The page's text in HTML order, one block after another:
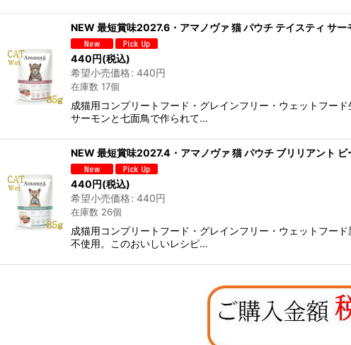
NEW 最短賞味2027.6・アマノヴァ 猫 パウチ テイスティ
440円(税込)
希望小売価格: 440円
在庫数 17個
成猫用コンプリートフード・グレインフリー・ウェットフー
サーモンと七面鳥で作られて…
NEW 最短賞味2027.4・アマノヴァ 猫 パウチ ブリリアント
440円(税込)
希望小売価格: 440円
在庫数 26個
成猫用コンプリートフード・グレインフリー・ウェットフー
不使用。このおいしいレシピ…